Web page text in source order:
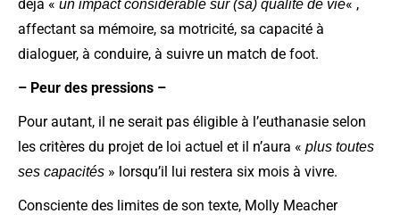
déjà « un impact considérable sur (sa) qualité de vie« ,
affectant sa mémoire, sa motricité, sa capacité à
dialoguer, à conduire, à suivre un match de foot.
– Peur des pressions –
Pour autant, il ne serait pas éligible à l’euthanasie selon
les critères du projet de loi actuel et il n’aura « plus toutes
ses capacités » lorsqu’il lui restera six mois à vivre.
Consciente des limites de son texte, Molly Meacher